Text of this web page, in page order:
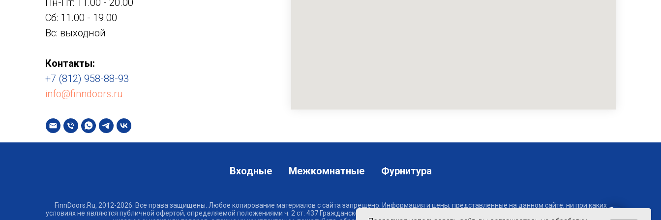
Пн-Пт: 11.00 - 20.00
Сб: 11.00 - 19.00
Вс: выходной
Контакты:
+7 (812) 958-88-93
info@finndoors.ru
Входные Межкомнатные Фурнитура
FinnDoors.Ru, 2012-2026. Все права защищены. Любое копирование материалов с сайта запрещено. Информация и цены, представленные на данном сайте, ни при каких
условиях не являются публичной офертой, определяемой положениями ч. 2 ст. 437 Гражданского кодекса РФ. Для получения подробной информации о наличии и стоимости